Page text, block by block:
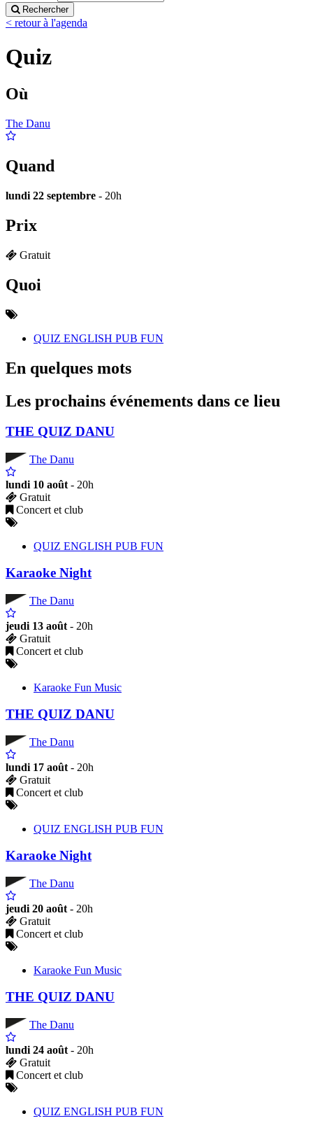
Rechercher
< retour à l'agenda
Quiz
Où
The Danu
Quand
lundi 22 septembre - 20h
Prix
Gratuit
Quoi
QUIZ ENGLISH PUB FUN
En quelques mots
Les prochains événements dans ce lieu
THE QUIZ DANU
The Danu
lundi 10 août - 20h
Gratuit
Concert et club
QUIZ ENGLISH PUB FUN
Karaoke Night
The Danu
jeudi 13 août - 20h
Gratuit
Concert et club
Karaoke Fun Music
THE QUIZ DANU
The Danu
lundi 17 août - 20h
Gratuit
Concert et club
QUIZ ENGLISH PUB FUN
Karaoke Night
The Danu
jeudi 20 août - 20h
Gratuit
Concert et club
Karaoke Fun Music
THE QUIZ DANU
The Danu
lundi 24 août - 20h
Gratuit
Concert et club
QUIZ ENGLISH PUB FUN